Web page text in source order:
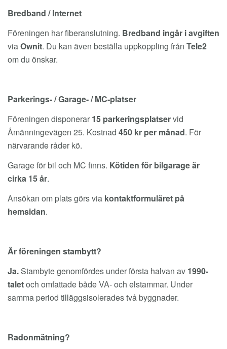
Bredband / Internet
Föreningen har fiberanslutning. Bredband ingår i avgiften
viaOwnit. Du kan även beställa uppkoppling från Tele2
om du önskar.
Parkerings- / Garage- / MC-platser
Föreningen disponerar 15 parkeringsplatservid
Åmänningevägen 25. Kostnad 450 kr per månad. För
närvarande råder kö.
Garage för bil och MC finns. Kötiden för bilgarage är
cirka 15 år.
Ansökan om plats görs via kontaktformuläret på
hemsidan.
Är föreningen stambytt?
Ja. Stambyte genomfördes under första halvan av 1990-
taletoch omfattade både VA- och elstammar. Under
samma period tilläggsisolerades två byggnader.
Radonmätning?